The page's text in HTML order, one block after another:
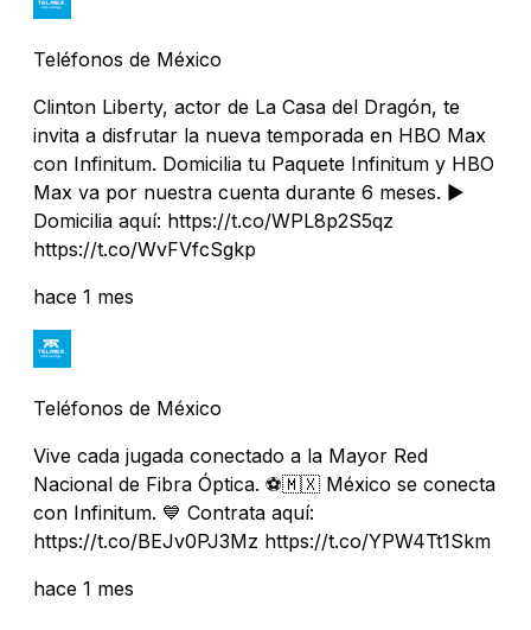
Teléfonos de México
Clinton Liberty, actor de La Casa del Dragón, te
invita a disfrutar la nueva temporada en HBO Max
con Infinitum. Domicilia tu Paquete Infinitum y HBO
Max va por nuestra cuenta durante 6 meses. ▶️
Domicilia aquí: https://t.co/WPL8p2S5qz
https://t.co/WvFVfcSgkp
hace 1 mes
Teléfonos de México
Vive cada jugada conectado a la Mayor Red
Nacional de Fibra Óptica. ⚽🇲🇽 México se conecta
con Infinitum. 💙 Contrata aquí:
https://t.co/BEJv0PJ3Mz https://t.co/YPW4Tt1Skm
hace 1 mes